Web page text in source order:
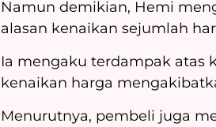
Namun demikian, Hemi
alasan kenaikan sejumlah
Ia mengaku terdampak atas
kenaikan harga
Menurutnya, pembeli juga